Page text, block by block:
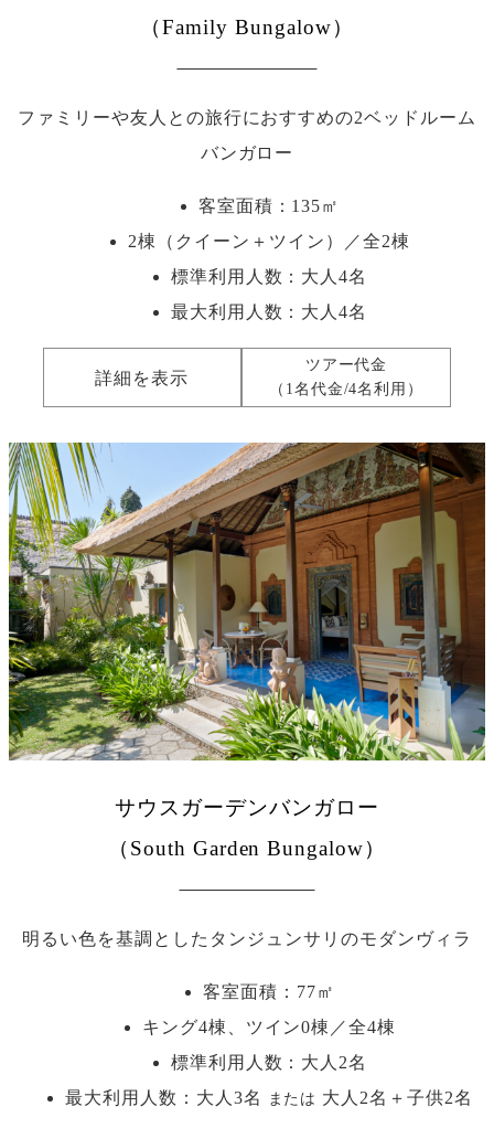
（Family Bungalow）
ファミリーや友人との旅行におすすめの2ベッドルーム
バンガロー
客室面積：135㎡
2棟（クイーン＋ツイン）／全2棟
標準利用人数： 大人4名
最大利用人数： 大人4名
詳細を表示
ツアー代金
（1名代金/4名利用）
サウスガーデンバンガロー
（South Garden Bungalow）
明るい色を基調としたタンジュンサリのモダンヴィラ
客室面積：77㎡
キング4棟、ツイン0棟／全4棟
標準利用人数： 大人2名
最大利用人数： 大人3名 または 大人2名＋子供2名